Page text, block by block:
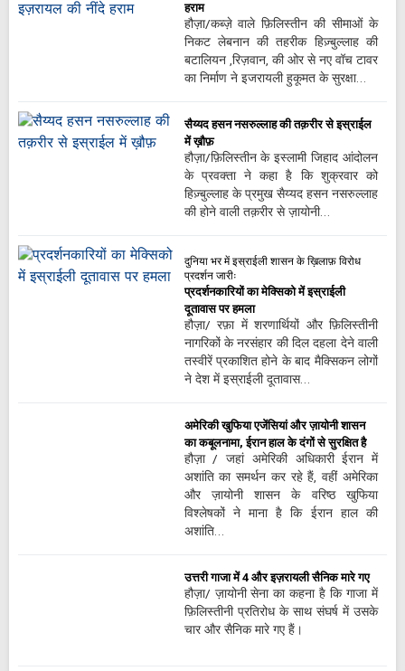
हराम
हौज़ा/कब्ज़े वाले फ़िलिस्तीन की सीमाओं के
निकट लेबनान की तहरीक हिज़्बुल्लाह की
बटालियन ,रिज़वान, की ओर से नए वॉच टावर
का निर्माण ने इजरायली हुकूमत के सुरक्षा…
सैय्यद हसन नसरुल्लाह की तक़रीर से इस्राईल
में ख़ौफ़
हौज़ा/फ़िलिस्तीन के इस्लामी जिहाद आंदोलन
के प्रवक्ता ने कहा है कि शुक्रवार को
हिज़्बुल्लाह के प्रमुख सैय्यद हसन नसरुल्लाह
की होने वाली तक़रीर से ज़ायोनी…
दुनिया भर में इस्राईली शासन के ख़िलाफ़ विरोध
प्रदर्शन जारीः
प्रदर्शनकारियों का मेक्सिको में इस्राईली
दूतावास पर हमला
हौज़ा/ रफ़ा में शरणार्थियों और फ़िलिस्तीनी
नागरिकों के नरसंहार की दिल दहला देने वाली
तस्वीरें प्रकाशित होने के बाद मैक्सिकन लोगों
ने देश में इस्राईली दूतावास…
अमेरिकी खुफिया एजेंसियां ​​और ज़ायोनी शासन
का कबूलनामा, ईरान हाल के दंगों से सुरक्षित है
हौज़ा / जहां अमेरिकी अधिकारी ईरान में
अशांति का समर्थन कर रहे हैं, वहीं अमेरिका
और ज़ायोनी शासन के वरिष्ठ खुफिया
विश्लेषकों ने माना है कि ईरान हाल की
अशांति…
उत्तरी गाजा में 4 और इज़रायली सैनिक मारे गए
हौज़ा/ ज़ायोनी सेना का कहना है कि गाजा में
फ़िलिस्तीनी प्रतिरोध के साथ संघर्ष में उसके
चार और सैनिक मारे गए हैं।